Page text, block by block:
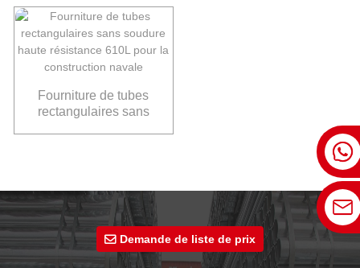
Fourniture de tubes
rectangulaires sans
Demande de liste de prix